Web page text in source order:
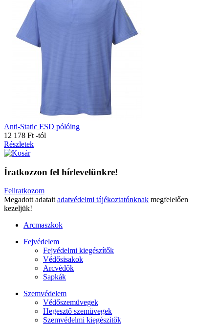
Anti-Static ESD pólóing
12 178 Ft -tól
Részletek
Íratkozzon fel hírlevelünkre!
Feliratkozom
Megadott adatait adatvédelmi tájékoztatónknak megfelelően
kezeljük!
Arcmaszkok
Fejvédelem
Fejvédelmi kiegészítők
Védősisakok
Arcvédők
Sapkák
Szemvédelem
Védőszemüvegek
Hegesztő szemüvegek
Szemvédelmi kiegészítők